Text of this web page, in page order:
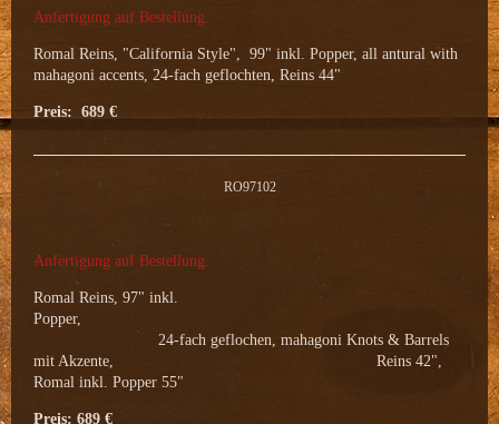
Anfertigung auf Bestellung.
Romal Reins, "California Style", 99" inkl. Popper, all antural with
mahagoni accents, 24-fach geflochten, Reins 44"
Preis: 689 €
RO97102
Anfertigung auf Bestellung.
Romal Reins, 97" inkl.
Popper,
24-fach geflochen, mahagoni Knots & Barrels
mit Akzente, Reins 42",
Romal inkl. Popper 55"
Preis: 689 €